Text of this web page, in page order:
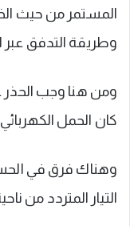
المستمر من حيث
وطريقة التدفق عبر
ومن هنا وجب الحذر
كان الحمل
وهناك فرق في
التيار المتردد من